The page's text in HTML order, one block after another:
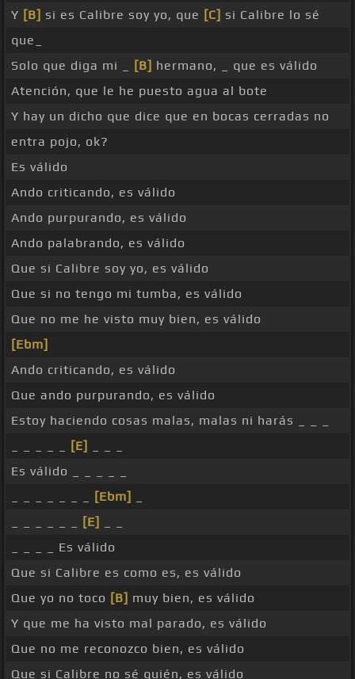
Y [B] si es Calibre soy yo, que [C] si Calibre lo sé
que_
Solo que diga mi _
[B] hermano, _ que es válido
Atención, que le he puesto agua al bote
Y hay un dicho que dice que en bocas cerradas no
entra pojo, ok?
Es válido
Ando criticando, es válido
Ando purpurando, es válido
Ando palabrando, es válido
Que si Calibre soy yo, es válido
Que si no tengo mi tumba, es válido
Que no me he visto muy bien, es válido
[Ebm]
Ando criticando, es válido
Que ando purpurando, es válido
Estoy haciendo cosas malas, malas ni harás _ _ _
[E]
Es válido _ _ _ _ _
[Ebm]
[E]
_ _ _ _ Es válido
Que si Calibre es como es, es válido
Que yo no toco [B] muy bien, es válido
Y que me ha visto mal parado, es válido
Que no me reconozco bien, es válido
Que si Calibre no sé quién, es válido